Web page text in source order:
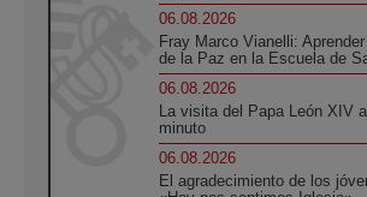
06.08.2026
Fray Marco Vianelli:
de la Paz en la Escuela de
06.08.2026
La visita del Papa León XIV
minuto
06.08.2026
El agradecimiento de los